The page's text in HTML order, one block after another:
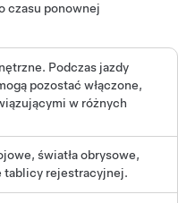
czasu ponownej
Podczas jazdy
pozostać włączone,
w różnych
światła obrysowe,
tablicy rejestracyjnej.